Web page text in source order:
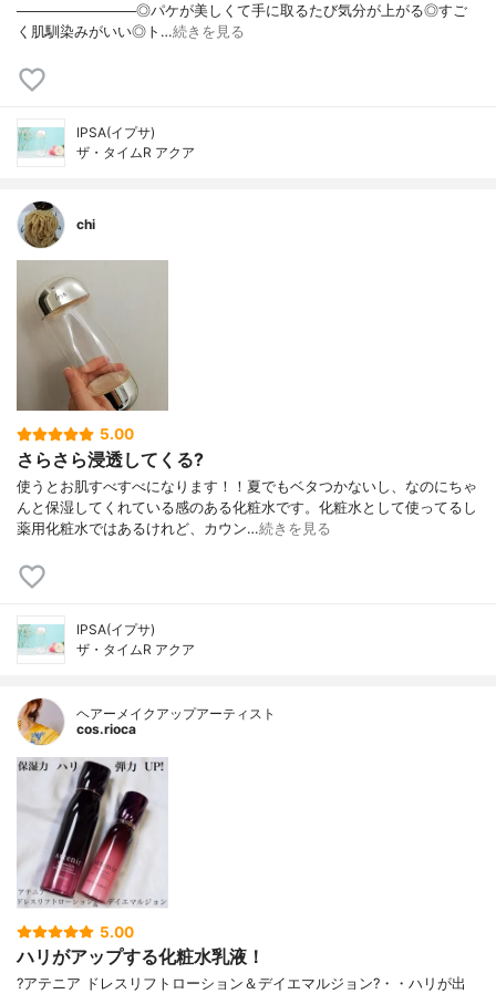
────────────◎パケが美しくて手に取るたび気分が上がる◎すご
く肌馴染みがいい◎ト…続きを見る
IPSA(イプサ)
ザ・タイムR アクア
chi
5.00
さらさら浸透してくる?
使うとお肌すべすべになります！！夏でもベタつかないし、なのにちゃ
んと保湿してくれている感のある化粧水です。化粧水として使ってるし
薬用化粧水ではあるけれど、カウン…続きを見る
IPSA(イプサ)
ザ・タイムR アクア
ヘアーメイクアップアーティスト
cos.rioca
5.00
ハリがアップする化粧水乳液！
?アテニア ドレスリフトローション＆デイエマルジョン?・・ハリが出